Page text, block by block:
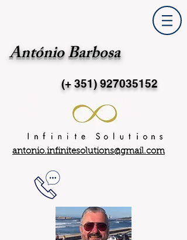
António Barbosa
(+ 351)927035152
antonio.infinitesolutions@gmail.com